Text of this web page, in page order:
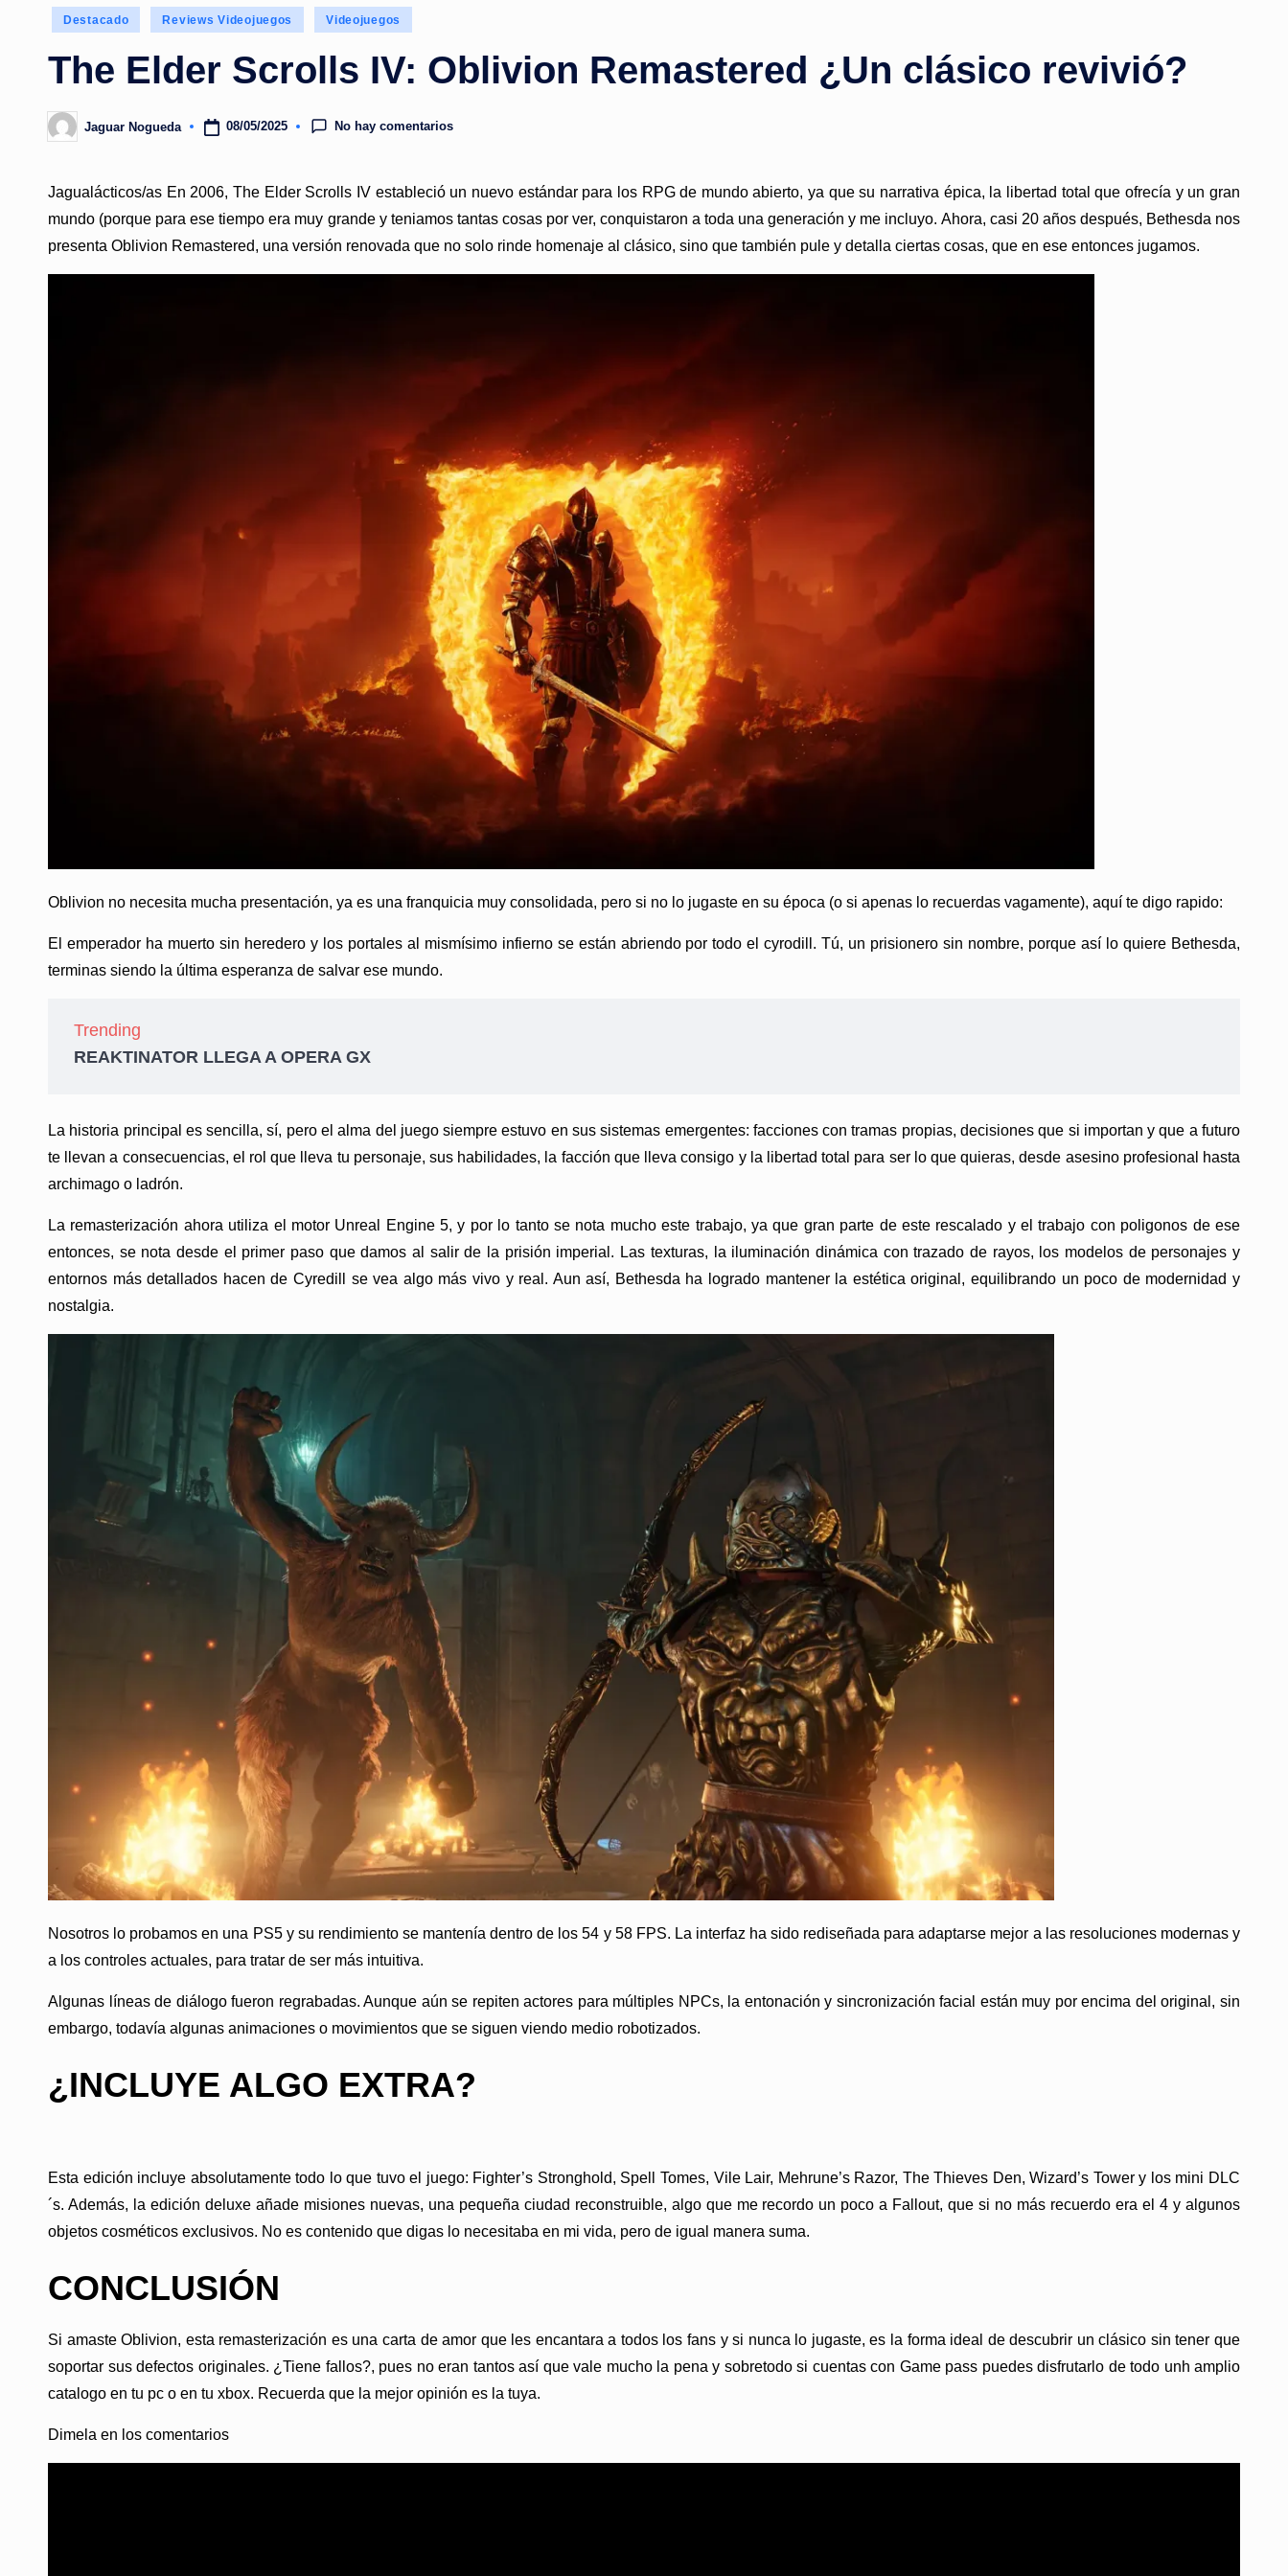
Publicado
Destacado Reviews Videojuegos Videojuegos
The Elder Scrolls IV: Oblivion Remastered ¿Un clásico revivió?
Publicado
por
Jaguar Nogueda 08/05/2025 No hay comentarios
Jagualácticos/as En 2006, The Elder Scrolls IV estableció un nuevo estándar para los RPG de mundo abierto, ya que su narrativa épica, la libertad total que ofrecía y un gran
mundo (porque para ese tiempo era muy grande y teniamos tantas cosas por ver, conquistaron a toda una generación y me incluyo. Ahora, casi 20 años después, Bethesda nos
presenta Oblivion Remastered, una versión renovada que no solo rinde homenaje al clásico, sino que también pule y detalla ciertas cosas, que en ese entonces jugamos.
Oblivion no necesita mucha presentación, ya es una franquicia muy consolidada, pero si no lo jugaste en su época (o si apenas lo recuerdas vagamente), aquí te digo rapido:
El emperador ha muerto sin heredero y los portales al mismísimo infierno se están abriendo por todo el cyrodill. Tú, un prisionero sin nombre, porque así lo quiere Bethesda,
terminas siendo la última esperanza de salvar ese mundo.
Trending
REAKTINATOR LLEGA A OPERA GX
La historia principal es sencilla, sí, pero el alma del juego siempre estuvo en sus sistemas emergentes: facciones con tramas propias, decisiones que si importan y que a futuro
te llevan a consecuencias, el rol que lleva tu personaje, sus habilidades, la facción que lleva consigo y la libertad total para ser lo que quieras, desde asesino profesional hasta
archimago o ladrón.
La remasterización ahora utiliza el motor Unreal Engine 5, y por lo tanto se nota mucho este trabajo, ya que gran parte de este rescalado y el trabajo con poligonos de ese
entonces, se nota desde el primer paso que damos al salir de la prisión imperial. Las texturas, la iluminación dinámica con trazado de rayos, los modelos de personajes y
entornos más detallados hacen de Cyredill se vea algo más vivo y real. Aun así, Bethesda ha logrado mantener la estética original, equilibrando un poco de modernidad y
nostalgia.
Nosotros lo probamos en una PS5 y su rendimiento se mantenía dentro de los 54 y 58 FPS. La interfaz ha sido rediseñada para adaptarse mejor a las resoluciones modernas y
a los controles actuales, para tratar de ser más intuitiva.
Algunas líneas de diálogo fueron regrabadas. Aunque aún se repiten actores para múltiples NPCs, la entonación y sincronización facial están muy por encima del original, sin
embargo, todavía algunas animaciones o movimientos que se siguen viendo medio robotizados.
¿INCLUYE ALGO EXTRA?
Esta edición incluye absolutamente todo lo que tuvo el juego: Fighter’s Stronghold, Spell Tomes, Vile Lair, Mehrune’s Razor, The Thieves Den, Wizard’s Tower y los mini DLC
´s. Además, la edición deluxe añade misiones nuevas, una pequeña ciudad reconstruible, algo que me recordo un poco a Fallout, que si no más recuerdo era el 4 y algunos
objetos cosméticos exclusivos. No es contenido que digas lo necesitaba en mi vida, pero de igual manera suma.
CONCLUSIÓN
Si amaste Oblivion, esta remasterización es una carta de amor que les encantara a todos los fans y si nunca lo jugaste, es la forma ideal de descubrir un clásico sin tener que
soportar sus defectos originales. ¿Tiene fallos?, pues no eran tantos así que vale mucho la pena y sobretodo si cuentas con Game pass puedes disfrutarlo de todo unh amplio
catalogo en tu pc o en tu xbox. Recuerda que la mejor opinión es la tuya.
Dimela en los comentarios